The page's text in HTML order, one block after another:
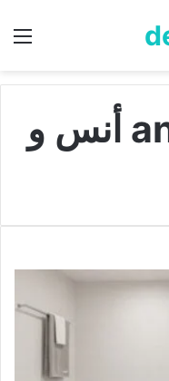
anasala family أنس و